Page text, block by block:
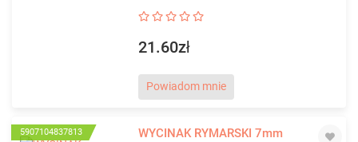
21.60zł
Powiadom mnie
5907104837813
WYCINAK RYMARSKI 7mm